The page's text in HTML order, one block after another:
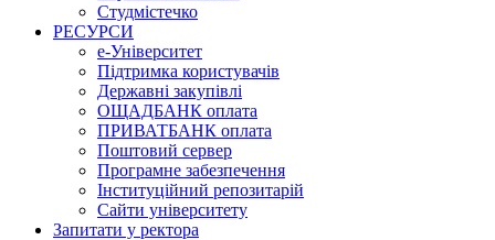
Студмістечко
РЕСУРСИ
е-Університет
Підтримка користувачів
Державні закупівлі
ОЩАДБАНК оплата
ПРИВАТБАНК оплата
Поштовий сервер
Програмне забезпечення
Інституційний репозитарій
Сайти університету
Запитати у ректора